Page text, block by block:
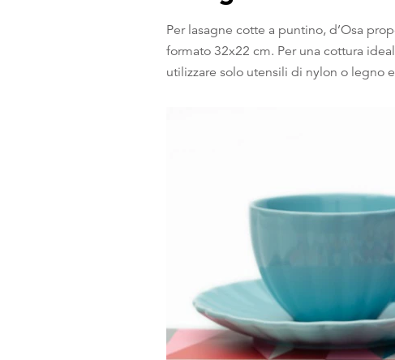
Per lasagne cotte a puntino, d’Osa
formato 32x22 cm. Per una cottura
utilizzare solo utensili di nylon o legno